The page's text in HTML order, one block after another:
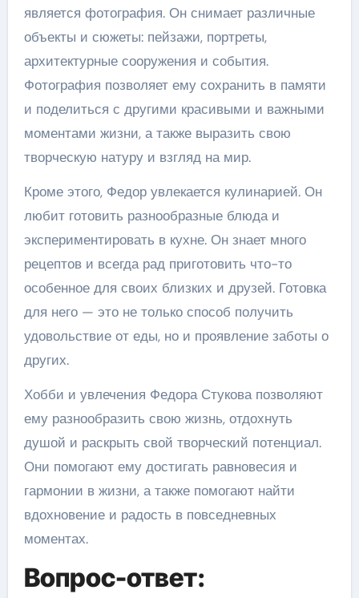
является фотография. Он снимает различные
объекты и сюжеты: пейзажи, портреты,
архитектурные сооружения и события.
Фотография позволяет ему сохранить в памяти
и поделиться с другими красивыми и важными
моментами жизни, а также выразить свою
творческую натуру и взгляд на мир.
Кроме этого, Федор увлекается кулинарией. Он
любит готовить разнообразные блюда и
экспериментировать в кухне. Он знает много
рецептов и всегда рад приготовить что-то
особенное для своих близких и друзей. Готовка
для него — это не только способ получить
удовольствие от еды, но и проявление заботы о
других.
Хобби и увлечения Федора Стукова позволяют
ему разнообразить свою жизнь, отдохнуть
душой и раскрыть свой творческий потенциал.
Они помогают ему достигать равновесия и
гармонии в жизни, а также помогают найти
вдохновение и радость в повседневных
моментах.
Вопрос-ответ: